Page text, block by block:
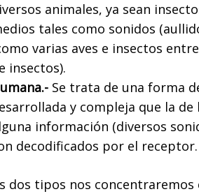
animales, ya sean
tales como sonidos
varias aves e insectos
insectos).
Se trata de una forma
y compleja que la
información (diversos
decodificados por el receptor.
dos tipos nos